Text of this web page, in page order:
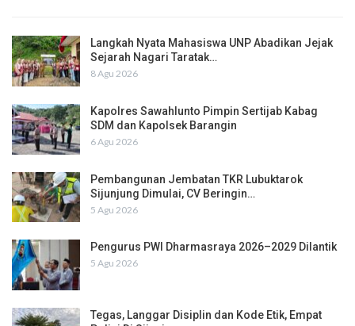
Langkah Nyata Mahasiswa UNP Abadikan Jejak
Sejarah Nagari Taratak…
8 Agu 2026
Kapolres Sawahlunto Pimpin Sertijab Kabag
SDM dan Kapolsek Barangin
6 Agu 2026
Pembangunan Jembatan TKR Lubuktarok
Sijunjung Dimulai, CV Beringin…
5 Agu 2026
Pengurus PWI Dharmasraya 2026–2029 Dilantik
5 Agu 2026
Tegas, Langgar Disiplin dan Kode Etik, Empat